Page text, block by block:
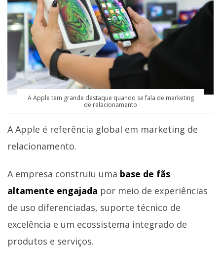
A Apple tem grande destaque quando se fala de marketing
de relacionamento
A Apple é referência global em marketing de
relacionamento.
A empresa construiu uma base de fãs
altamente engajada por meio de experiências
de uso diferenciadas, suporte técnico de
excelência e um ecossistema integrado de
produtos e serviços.